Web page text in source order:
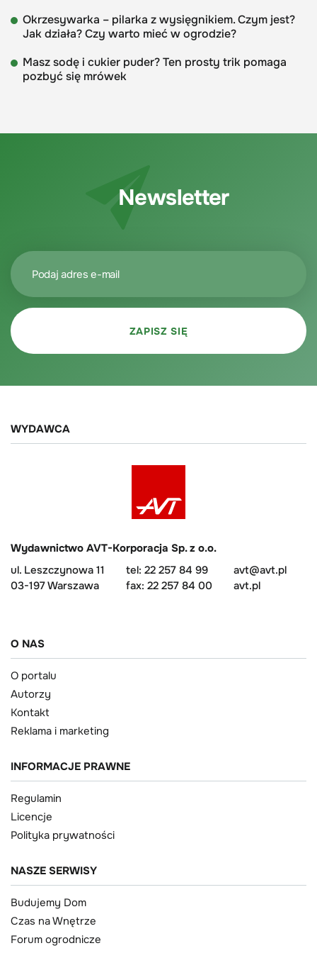
Okrzesywarka – pilarka z wysięgnikiem. Czym jest?
Jak działa? Czy warto mieć w ogrodzie?
Masz sodę i cukier puder? Ten prosty trik pomaga
pozbyć się mrówek
Newsletter
WYDAWCA
Wydawnictwo AVT-Korporacja Sp. z o.o.
ul. Leszczynowa 11
03-197 Warszawa
tel: 22 257 84 99
fax: 22 257 84 00
avt@avt.pl
avt.pl
O NAS
O portalu
Autorzy
Kontakt
Reklama i marketing
INFORMACJE PRAWNE
Regulamin
Licencje
Polityka prywatności
NASZE SERWISY
Budujemy Dom
Czas na Wnętrze
Forum ogrodnicze